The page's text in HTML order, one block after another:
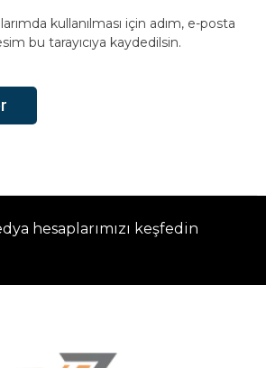
kullanılması için adım, e-posta
bu tarayıcıya kaydedilsin.
hesaplarımızı keşfedin